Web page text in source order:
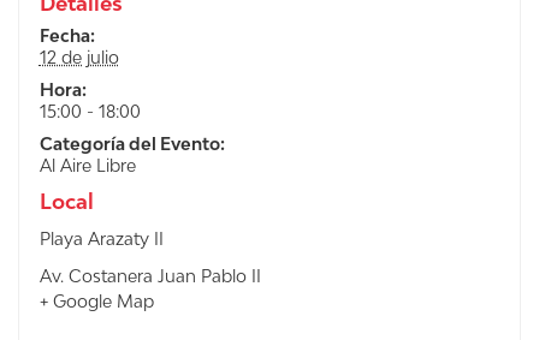
Fecha:
12 de julio
Hora:
15:00 - 18:00
Categoría del Evento:
Al Aire Libre
Local
Playa Arazaty II
Av. Costanera Juan Pablo II
+ Google Map